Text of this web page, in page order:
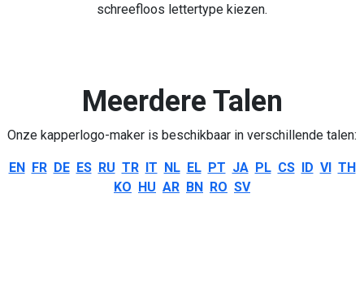
schreefloos lettertype kiezen.
Meerdere Talen
Onze kapperlogo-maker is beschikbaar in verschillende talen:
EN FR DE ES RU TR IT NL EL PT JA PL CS ID VI TH
KO HU AR BN RO SV